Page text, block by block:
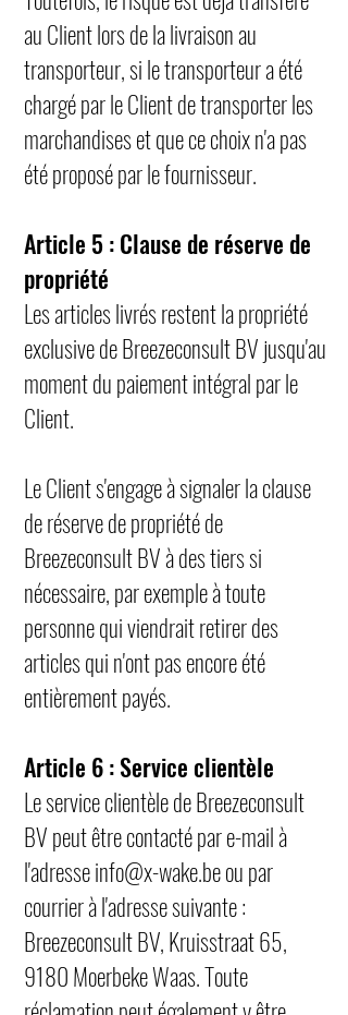
au Client lors de la livraison au
transporteur, si le transporteur a été
chargé par le Client de transporter les
marchandises et que ce choix n'a pas
été proposé par le fournisseur.
Article 5 : Clause de réserve de
propriété
Les articles livrés restent la propriété
exclusive de Breezeconsult BV jusqu'au
moment du paiement intégral par le
Client.
Le Client s'engage à signaler la clause
de réserve de propriété de
Breezeconsult BV à des tiers si
nécessaire, par exemple à toute
personne qui viendrait retirer des
articles qui n'ont pas encore été
entièrement payés.
Article 6 : Service clientèle
Le service clientèle de Breezeconsult
BV peut être contacté par e-mail à
l'adresseinfo@x-wake.beou par
courrier à l'adresse suivante :
Breezeconsult BV, Kruisstraat 65,
9180 Moerbeke Waas. Toute